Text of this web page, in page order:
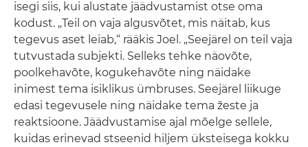
isegi siis, kui alustate jäädvustamist otse oma
kodust. „Teil on vaja algusvõtet, mis näitab, kus
tegevus aset leiab,“ rääkis Joel. „Seejärel on teil vaja
tutvustada subjekti. Selleks tehke näovõte,
poolkehavõte, kogukehavõte ning näidake
inimest tema isiklikus ümbruses. Seejärel liikuge
edasi tegevusele ning näidake tema žeste ja
reaktsioone. Jäädvustamise ajal mõelge sellele,
kuidas erinevad stseenid hiljem üksteisega kokku